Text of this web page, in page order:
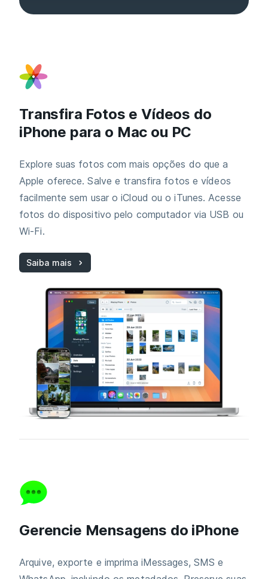
Transfira Fotos e Vídeos do
iPhone para o Mac ou PC
Explore suas fotos com mais opções do que a
Apple oferece. Salve e transfira fotos e vídeos
facilmente sem usar o iCloud ou o iTunes. Acesse
fotos do dispositivo pelo computador via USB ou
Wi‑Fi.
Saiba mais
Gerencie Mensagens do iPhone
Arquive, exporte e imprima iMessages, SMS e